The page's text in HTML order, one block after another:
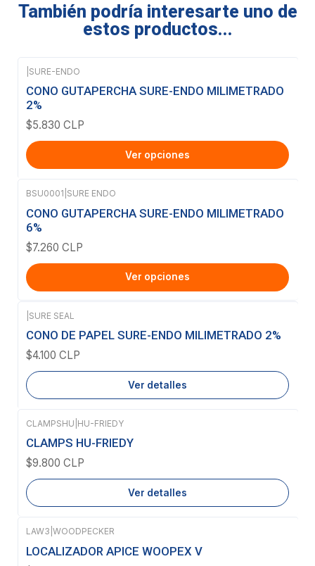
También podría interesarte uno de
estos productos...
SURE-ENDO
CONO GUTAPERCHA SURE-ENDO MILIMETRADO
2%
$5.830 CLP
Ver opciones
BSU0001 SURE ENDO
CONO GUTAPERCHA SURE-ENDO MILIMETRADO
6%
$7.260 CLP
Ver opciones
Agotado
SURE SEAL
CONO DE PAPEL SURE-ENDO MILIMETRADO 2%
$4.100 CLP
Ver detalles
Agotado
CLAMPSHU HU-FRIEDY
CLAMPS HU-FRIEDY
$9.800 CLP
Ver detalles
Agotado
LAW3 WOODPECKER
LOCALIZADOR APICE WOOPEX V